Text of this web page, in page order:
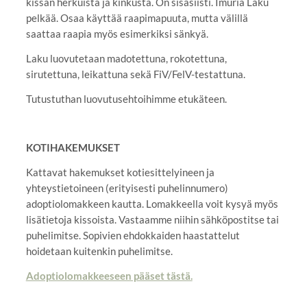
pelkää. Osaa käyttää raapimapuuta, mutta välillä
saattaa raapia myös esimerkiksi sänkyä.
Laku luovutetaan madotettuna, rokotettuna,
sirutettuna, leikattuna sekä FiV/FelV-testattuna.
Tutustuthan luovutusehtoihimme etukäteen.
KOTIHAKEMUKSET
Kattavat hakemukset kotiesittelyineen ja
yhteystietoineen (erityisesti puhelinnumero)
adoptiolomakkeen kautta. Lomakkeella voit kysyä myös
lisätietoja kissoista. Vastaamme niihin sähköpostitse tai
puhelimitse. Sopivien ehdokkaiden haastattelut
hoidetaan kuitenkin puhelimitse.
Adoptiolomakkeeseen pääset tästä.